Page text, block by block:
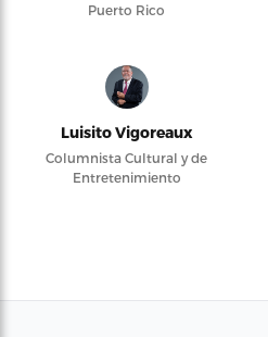
Puerto Rico
Luisito Vigoreaux
Columnista Cultural y de
Entretenimiento